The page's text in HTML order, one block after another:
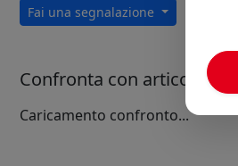
Fai una segnalazione
Confronta con articoli simili
Caricamento confronto...